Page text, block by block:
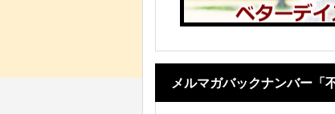
メルマガバックナンバー「